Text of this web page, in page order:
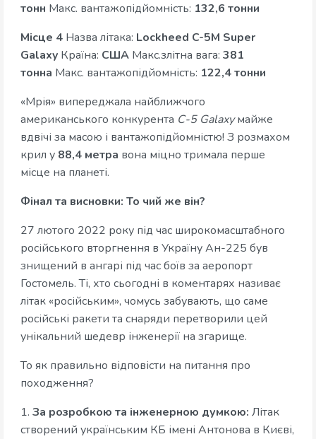
тонн Макс. вантажопідйомність: 132,6 тонни
Місце 4 Назва літака: Lockheed C-5M Super
Galaxy Країна: США Макс.злітна вага: 381
тонна Макс. вантажопідйомність: 122,4 тонни
«Мрія» випереджала найближчого
американського конкурента C-5 Galaxyмайже
вдвічі за масою і вантажопідйомністю! З розмахом
крил у 88,4 метра вона міцно тримала перше
місце на планеті.
Фінал та висновки: То чий же він?
27 лютого 2022 року під час широкомасштабного
російського вторгнення в Україну Ан-225 був
знищений в ангарі під час боїв за аеропорт
Гостомель. Ті, хто сьогодні в коментарях називає
літак «російським», чомусь забувають, що саме
російські ракети та снаряди перетворили цей
унікальний шедевр інженерії на згарище.
То як правильно відповісти на питання про
походження?
1. За розробкою та інженерною думкою: Літак
створений українським КБ імені Антонова в Києві,